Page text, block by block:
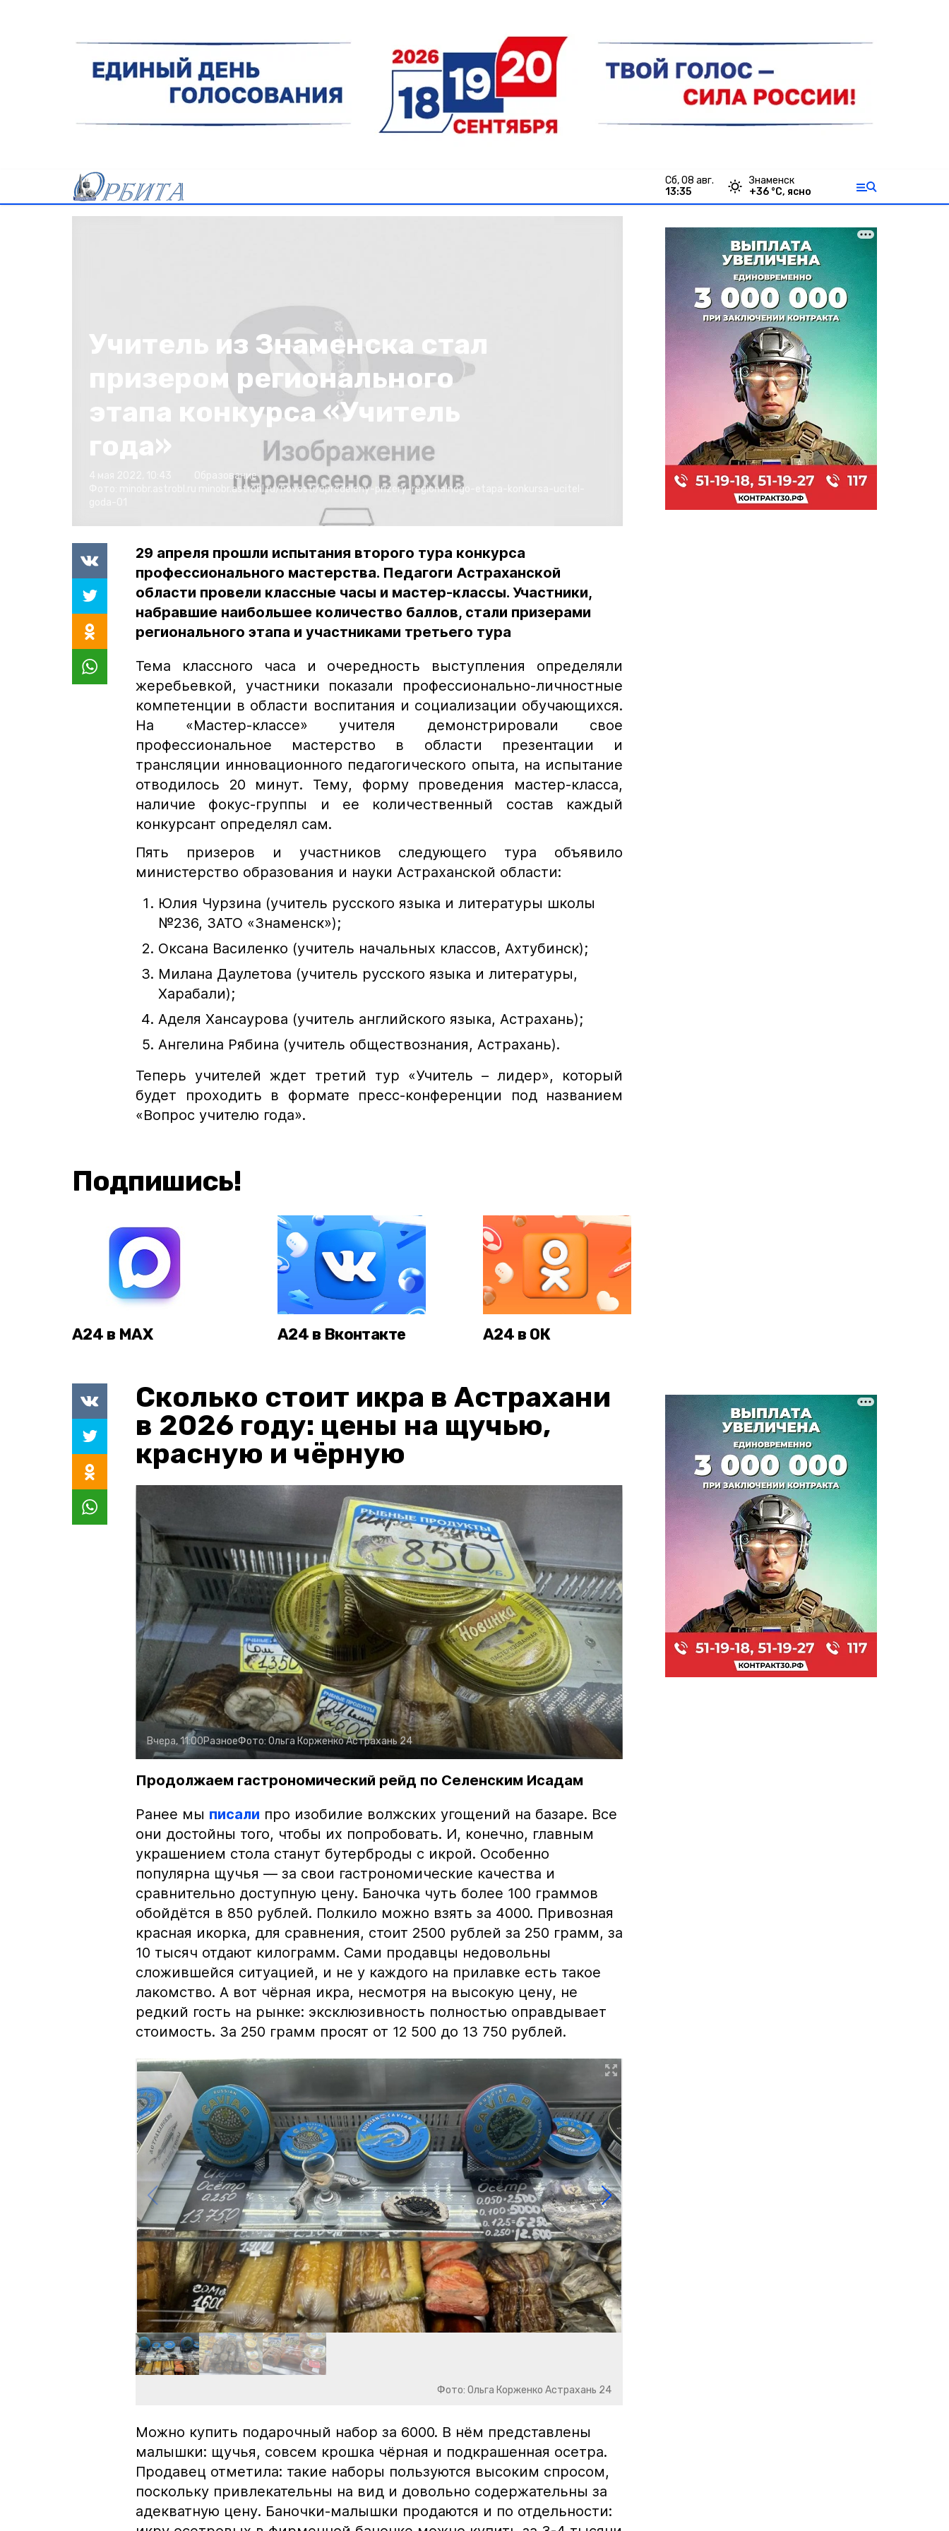
сб, 08 авг.
13:35
Знаменск
+36 °С, ясно
Учитель из Знаменска стал
призером регионального
этапа конкурса «Учитель
года»
Образование
minobr.astrobl.ru/novosti/opredeleny-prizery-regionalnogo-etapa-konkursa-ucitel-
29 апреля прошли испытания второго тура конкурса
профессионального мастерства. Педагоги Астраханской
области провели классные часы и мастер-классы. Участники,
набравшие наибольшее количество баллов, стали призерами
регионального этапа и участниками третьего тура
Тема классного часа и очередность выступления определяли
жеребьевкой, участники показали профессионально-личностные
компетенции в области воспитания и социализации обучающихся.
На «Мастер-классе» учителя демонстрировали свое
профессиональное мастерство в области презентации и
трансляции инновационного педагогического опыта, на испытание
отводилось 20 минут. Тему, форму проведения мастер-класса,
наличие фокус-группы и ее количественный состав каждый
конкурсант определял сам.
Пять призеров и участников следующего тура объявило
министерство образования и науки Астраханской области:
Юлия Чурзина (учитель русского языка и литературы школы
№236, ЗАТО «Знаменск»);
Оксана Василенко (учитель начальных классов, Ахтубинск);
Милана Даулетова (учитель русского языка и литературы,
Харабали);
Аделя Хансаурова (учитель английского языка, Астрахань);
Ангелина Рябина (учитель обществознания, Астрахань).
Теперь учителей ждет третий тур «Учитель – лидер», который
будет проходить в формате пресс-конференции под названием
«Вопрос учителю года».
Подпишись!
А24 в MAX А24 в Вконтакте А24 в ОК
Сколько стоит икра в Астрахани
в 2026 году: цены на щучью,
красную и чёрную
Вчера, 11:00РазноеФото: Ольга КорженкоАстрахань 24
Продолжаем гастрономический рейд по Селенским Исадам
Ранее мы писали про изобилие волжских угощений на базаре. Все
они достойны того, чтобы их попробовать. И, конечно, главным
украшением стола станут бутерброды с икрой. Особенно
популярна щучья — за свои гастрономические качества и
сравнительно доступную цену. Баночка чуть более 100 граммов
обойдётся в 850 рублей. Полкило можно взять за 4000. Привозная
красная икорка, для сравнения, стоит 2500 рублей за 250 грамм, за
10 тысяч отдают килограмм. Сами продавцы недовольны
сложившейся ситуацией, и не у каждого на прилавке есть такое
лакомство. А вот чёрная икра, несмотря на высокую цену, не
редкий гость на рынке: эксклюзивность полностью оправдывает
стоимость. За 250 грамм просят от 12 500 до 13 750 рублей.
Фото: Ольга Корженко Астрахань 24
Можно купить подарочный набор за 6000. В нём представлены
малышки: щучья, совсем крошка чёрная и подкрашенная осетра.
Продавец отметила: такие наборы пользуются высоким спросом,
поскольку привлекательны на вид и довольно содержательны за
адекватную цену. Баночки-малышки продаются и по отдельности: